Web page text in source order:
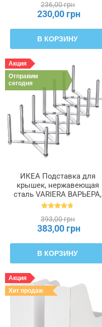
236,00 грн
230,00 грн
В КОРЗИНУ
Акция
Отправим
сегодня
ИКЕА Подставка для
крышек, нержавеющая
сталь VARIERA ВАРЬЕРА,
701.548.00
393,00 грн
383,00 грн
В КОРЗИНУ
Акция
Хит продаж